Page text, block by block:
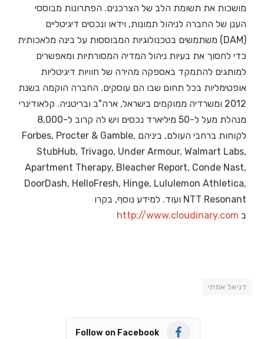
מושכות את תשומת הלב של הצרכנים. הפתרונות מבוססי
הענן של החברה לניהול תמונות, וידאו ונכסים דיגיטליים
(DAM) משתמשים בטכנולוגיות המבוססות על בינה מלאכותית
כדי לחסוך את בעיות ניהול המדיה המסורתיות ומאפשרים
למותגים להתמקד באספקה מהירה של חוויות דיגיטליות
אופטימליות בכל תחום שבו הם עוסקים. החברה הוקמה בשנת
2012 ומשרדיה ממוקמים בישראל, ארה"ב ובריטניה. קלאודינרי
מנהלת מעל ל-50 מיליארד נכסים ויש לה קרוב ל-8,000
לקוחות ברחבי העולם, ביניהם Forbes, Procter & Gamble,
StubHub, Trivago, Under Armour, Walmart Labs,
Apartment Therapy, Bleacher Report, Conde Nast,
DoorDash, HelloFresh, Hinge, Lululemon Athletica,
NTT Resonant ועוד. למידע נוסף, בקרו
ב http://www.cloudinary.com
דניאל אמתי
Follow on Facebook